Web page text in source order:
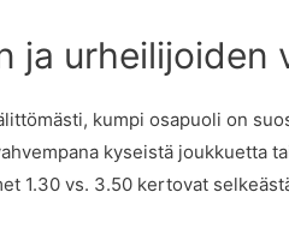
ja urheilijoiden
kumpi osapuoli on
kyseistä joukkuetta
1.30 vs. 3.50 kertovat